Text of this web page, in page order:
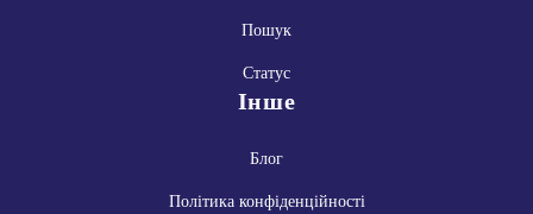
Пошук
Статус
Інше
Блог
Політика конфіденційності